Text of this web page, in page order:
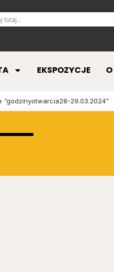
EKSPOZYCJE
“godzinyotwarcia28-29.03.2024”